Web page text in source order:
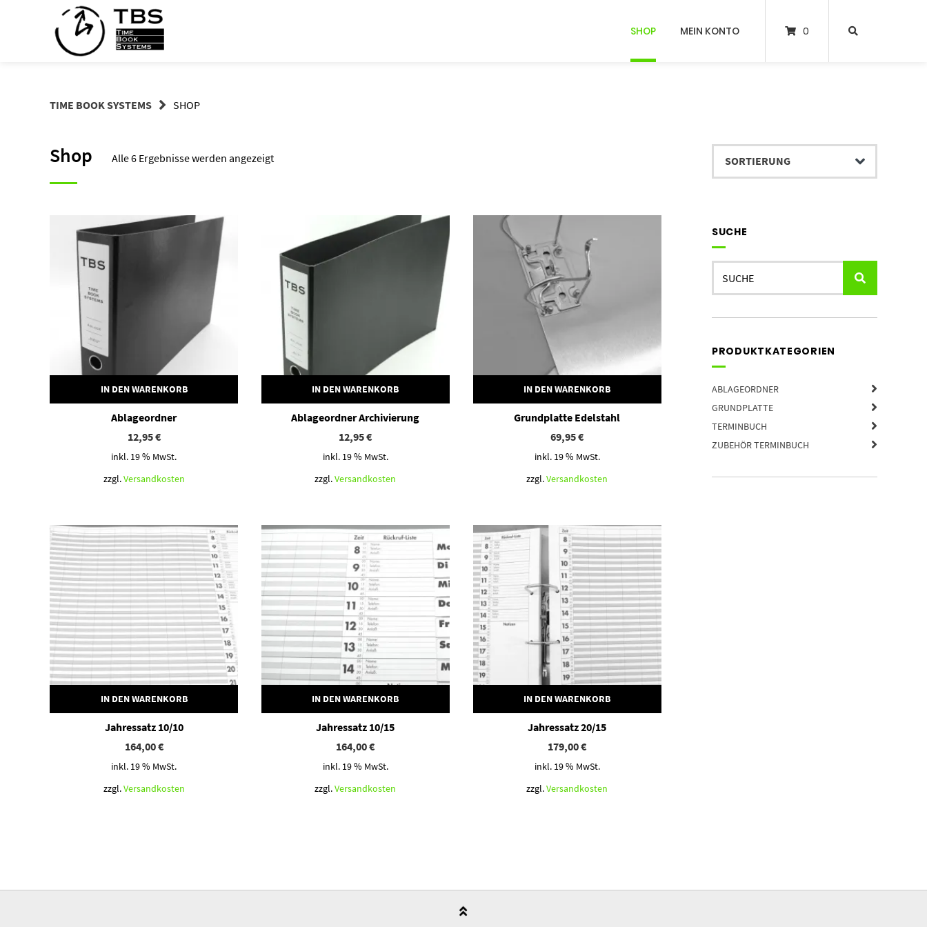
SHOP MEIN KONTO 0
TIME BOOK SYSTEMS SHOP
Shop Alle 6 Ergebnisse werden angezeigt
IN DEN WARENKORB
Ablageordner
12,95€
inkl. 19 % MwSt.
zzgl.Versandkosten
IN DEN WARENKORB
Ablageordner Archivierung
12,95€
inkl. 19 % MwSt.
zzgl.Versandkosten
IN DEN WARENKORB
Grundplatte Edelstahl
69,95€
inkl. 19 % MwSt.
zzgl.Versandkosten
IN DEN WARENKORB
Jahressatz 10/10
164,00€
inkl. 19 % MwSt.
zzgl.Versandkosten
IN DEN WARENKORB
Jahressatz 10/15
164,00€
inkl. 19 % MwSt.
zzgl.Versandkosten
IN DEN WARENKORB
Jahressatz 20/15
179,00€
inkl. 19 % MwSt.
zzgl.Versandkosten
SUCHE
nach:
PRODUKTKATEGORIEN
ABLAGEORDNER
GRUNDPLATTE
TERMINBUCH
ZUBEHÖR TERMINBUCH